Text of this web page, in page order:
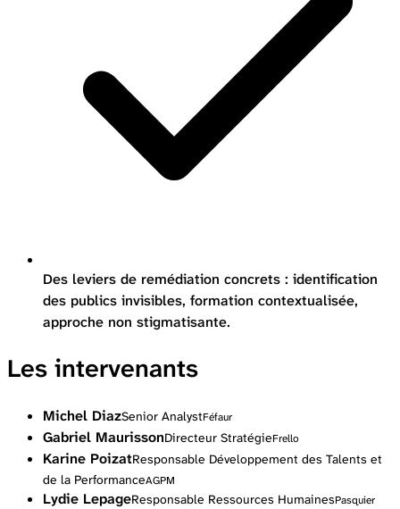
Des leviers de remédiation concrets : identification
des publics invisibles, formation contextualisée,
approche non stigmatisante.
Les intervenants
Michel DiazSenior AnalystFéfaur
Gabriel MaurissonDirecteur StratégieFrello
Karine PoizatResponsable Développement des Talents et
de la PerformanceAGPM
Lydie LepageResponsable Ressources HumainesPasquier